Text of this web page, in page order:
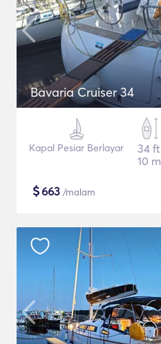
Bavaria Cruiser 34
Kapal Pesiar Berlayar
34 ft
10 m
$663 /malam